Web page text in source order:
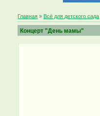
Главная » Всё для детского сада
Концерт "День мамы"